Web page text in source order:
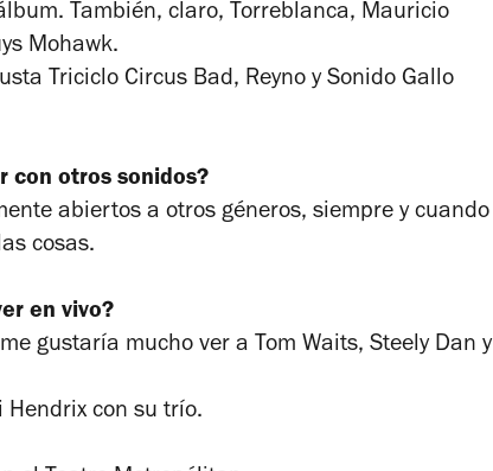
También, claro, Torreblanca, Mauricio
Mohawk.
Triciclo Circus Bad, Reyno y Sonido Gallo
con otros sonidos?
abiertos a otros géneros, siempre y cuando
cosas.
en vivo?
gustaría mucho ver a Tom Waits, Steely Dan y
Hendrix con su trío.